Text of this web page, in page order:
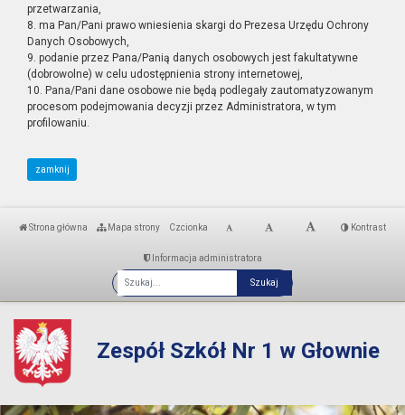
przetwarzania,
8. ma Pan/Pani prawo wniesienia skargi do Prezesa Urzędu Ochrony
Danych Osobowych,
9. podanie przez Pana/Panią danych osobowych jest fakultatywne
(dobrowolne) w celu udostępnienia strony internetowej,
10. Pana/Pani dane osobowe nie będą podlegały zautomatyzowanym
procesom podejmowania decyzji przez Administratora, w tym
profilowaniu.
zamknij
Strona główna Mapa strony Czcionka Kontrast
Informacja administratora
Fraza
Zespół Szkół Nr 1 w Głownie